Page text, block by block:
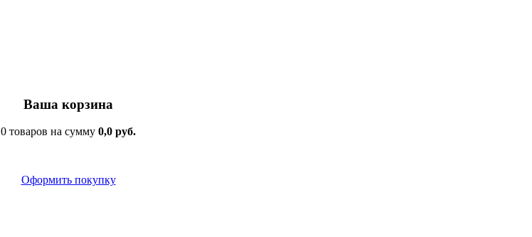
Ваша корзина
0 товаров на сумму 0,0 руб.
Оформить покупку